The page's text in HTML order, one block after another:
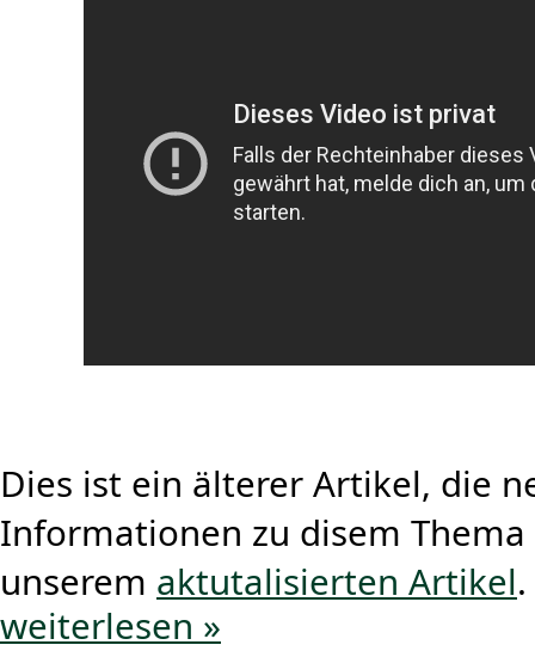
Dies ist ein älterer Artikel, die
Informationen zu disem
unserem aktutalisierten Artikel.
weiterlesen »